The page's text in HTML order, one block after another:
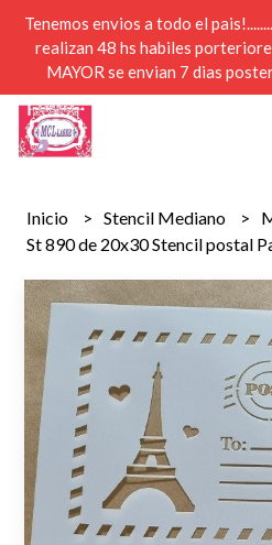
Tenemos envios a todo el
realizan 48 hs habiles
MAYOR se envian 7 dias
Inicio Stencil Mediano
St 890 de 20x30 Stencil postal